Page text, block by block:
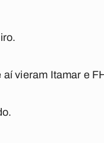
vieram Itamar e